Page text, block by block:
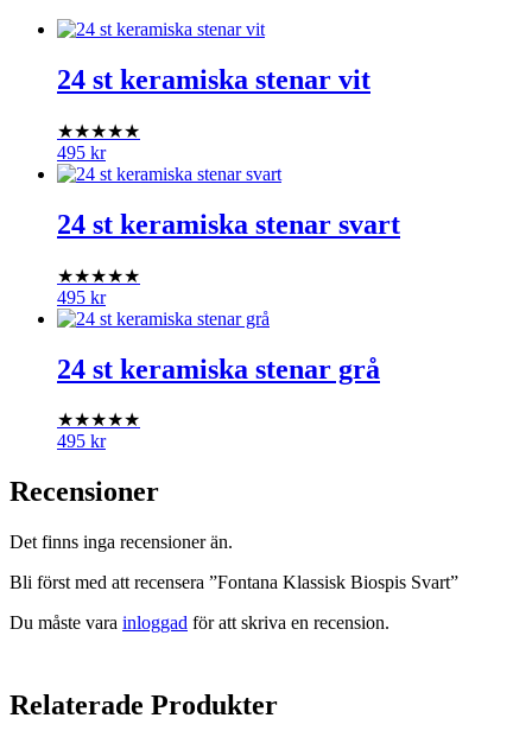
24 st keramiska stenar vit
★★★★★
495 kr
24 st keramiska stenar svart
★★★★★
495 kr
24 st keramiska stenar grå
★★★★★
495 kr
Recensioner
Det finns inga recensioner än.
Bli först med att recensera ”Fontana Klassisk Biospis Svart”
Du måste vara inloggad för att skriva en recension.
Relaterade Produkter